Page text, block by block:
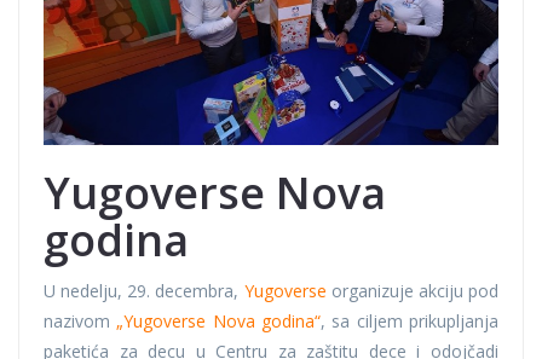
Yugoverse Nova
godina
U nedelju, 29. decembra, Yugoverse organizuje akciju pod
nazivom „Yugoverse Nova godina“, sa ciljem prikupljanja
paketića za decu u Centru za zaštitu dece i odojčadi